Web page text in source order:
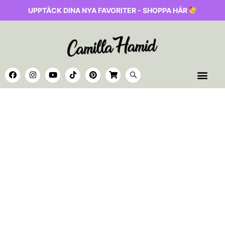
UPPTÄCK DINA NYA FAVORITER - SHOPPA HÄR